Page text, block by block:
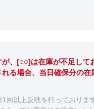
が、[○○]は在庫が不足して
る場合、当日確保分の在
回以上反映を行っておりま